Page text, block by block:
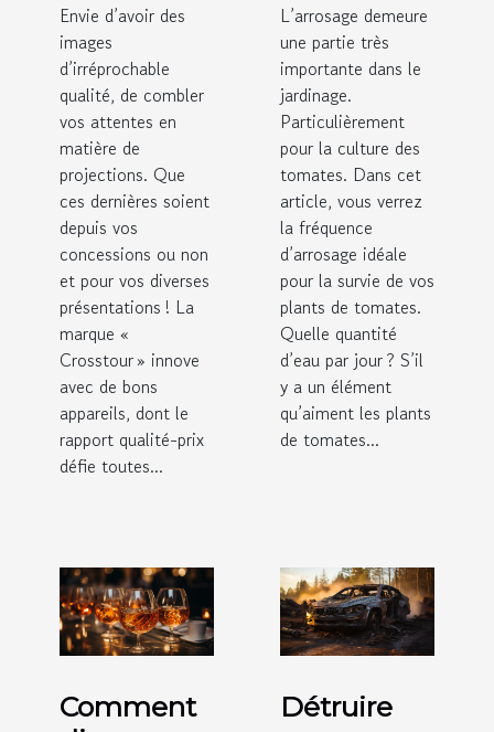
Envie d’avoir des
images
d’irréprochable
qualité, de combler
vos attentes en
matière de
projections. Que
ces dernières soient
depuis vos
concessions ou non
et pour vos diverses
présentations ! La
marque «
Crosstour » innove
avec de bons
appareils, dont le
rapport qualité-prix
défie toutes...
L’arrosage demeure
une partie très
importante dans le
jardinage.
Particulièrement
pour la culture des
tomates. Dans cet
article, vous verrez
la fréquence
d’arrosage idéale
pour la survie de vos
plants de tomates.
Quelle quantité
d’eau par jour ? S’il
y a un élément
qu’aiment les plants
de tomates...
Comment
Détruire